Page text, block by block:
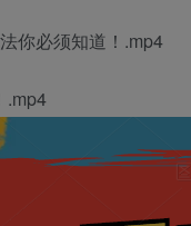
你必须知道！.mp4
.mp4